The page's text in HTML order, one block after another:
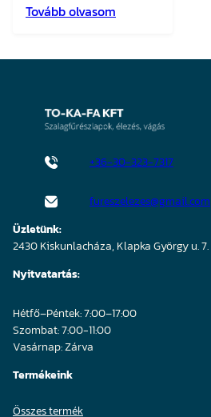
Tovább olvasom
+36-30-323-7317
fureszelezes@gmail.com
Üzletünk:
2430 Kiskunlacháza, Klapka György u. 7.
Nyitvatartás:
Hétfő–Péntek: 7:00–17:00
Szombat: 7:00-11:00
Vasárnap: Zárva
Termékeink
Összes termék